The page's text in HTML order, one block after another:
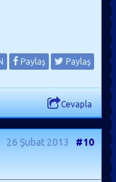
Paylaş Paylaş
Cevapla
26 Şubat 2013 #10